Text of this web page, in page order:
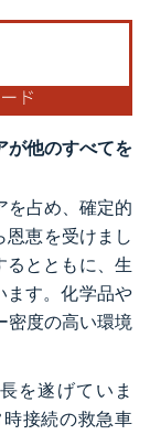
が他のすべてを
を占め、確定的
恩恵を受けまし
るとともに、生
ます。化学品や
密度の高い環境
を遂げていま
接続の救急車